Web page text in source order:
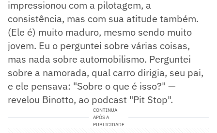
impressionou com a pilotagem, a
consistência, mas com sua atitude também.
(Ele é) muito maduro, mesmo sendo muito
jovem. Eu o perguntei sobre várias coisas,
mas nada sobre automobilismo. Perguntei
sobre a namorada, qual carro dirigia, seu pai,
e ele pensava: "Sobre o que é isso?" —
revelou Binotto, ao podcast "Pit Stop".
CONTINUA
APÓS A
PUBLICIDADE